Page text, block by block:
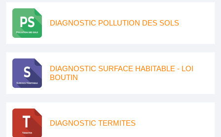
DIAGNOSTIC POLLUTION DES SOLS
DIAGNOSTIC SURFACE HABITABLE - LOI
BOUTIN
DIAGNOSTIC TERMITES